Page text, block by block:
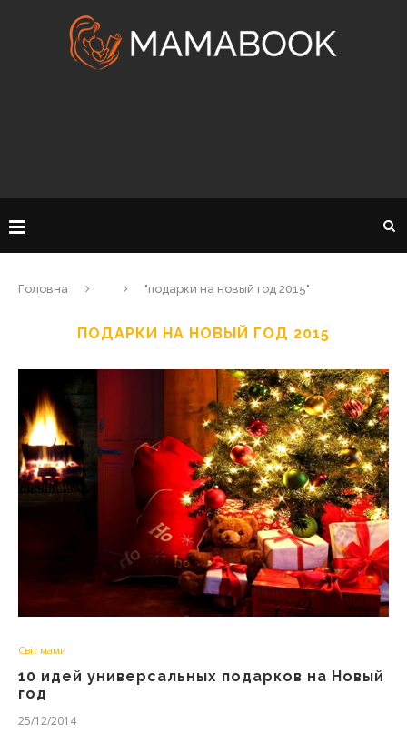
Головна "подарки на новый год 2015"
ПОДАРКИ НА НОВЫЙ ГОД 2015
Світ мами
10 идей универсальных подарков на Новый
год
25/12/2014